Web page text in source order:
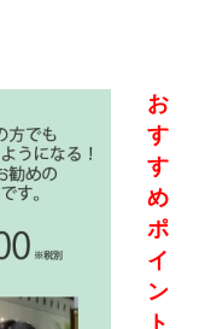
お
す
す
め
ポ
イ
ン
ト